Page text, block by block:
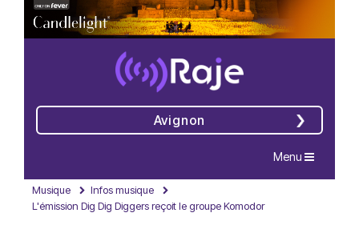
Avignon
Navigation
Menu
Musique
Infos musique
L'émission Dig Dig Diggers reçoit le groupe Komodor